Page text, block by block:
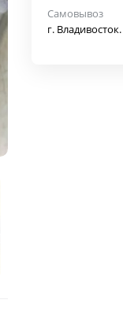
Самовывоз
г.